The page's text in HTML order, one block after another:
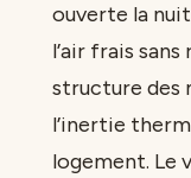
ouverte la
l’air frais
structure des
l’inertie
logement. Le